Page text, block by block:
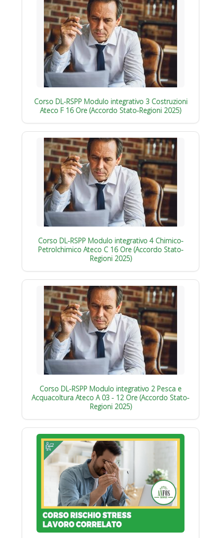
Corso DL-RSPP Modulo integrativo 3 Costruzioni
Ateco F 16 Ore (Accordo Stato-Regioni 2025)
Corso DL-RSPP Modulo integrativo 4 Chimico-
Petrolchimico Ateco C 16 Ore (Accordo Stato-
Regioni 2025)
Corso DL-RSPP Modulo integrativo 2 Pesca e
Acquacoltura Ateco A 03 - 12 Ore (Accordo Stato-
Regioni 2025)